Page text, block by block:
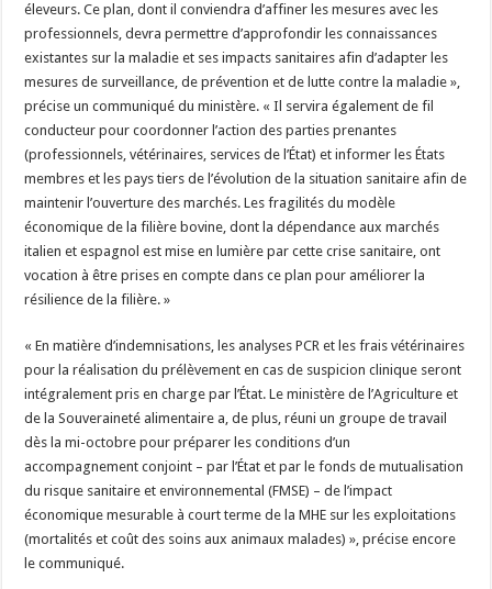
éleveurs. Ce plan, dont il conviendra d’affiner les mesures avec les
professionnels, devra permettre d’approfondir les connaissances
existantes sur la maladie et ses impacts sanitaires afin d’adapter les
mesures de surveillance, de prévention et de lutte contre la maladie »,
précise un communiqué du ministère. « Il servira également de fil
conducteur pour coordonner l’action des parties prenantes
(professionnels, vétérinaires, services de l’État) et informer les États
membres et les pays tiers de l’évolution de la situation sanitaire afin de
maintenir l’ouverture des marchés. Les fragilités du modèle
économique de la filière bovine, dont la dépendance aux marchés
italien et espagnol est mise en lumière par cette crise sanitaire, ont
vocation à être prises en compte dans ce plan pour améliorer la
résilience de la filière. »
« En matière d’indemnisations, les analyses PCR et les frais vétérinaires
pour la réalisation du prélèvement en cas de suspicion clinique seront
intégralement pris en charge par l’État. Le ministère de l’Agriculture et
de la Souveraineté alimentaire a, de plus, réuni un groupe de travail
dès la mi-octobre pour préparer les conditions d’un
accompagnement conjoint – par l’État et par le fonds de mutualisation
du risque sanitaire et environnemental (FMSE) – de l’impact
économique mesurable à court terme de la MHE sur les exploitations
(mortalités et coût des soins aux animaux malades) », précise encore
le communiqué.